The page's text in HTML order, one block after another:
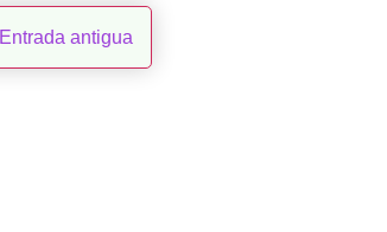
Entrada antigua